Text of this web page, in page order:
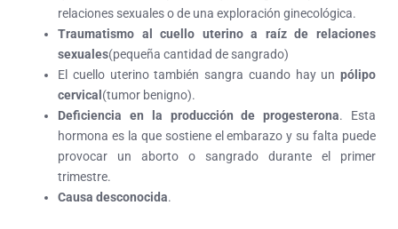
relaciones sexuales o de una exploración ginecológica.
Traumatismo al cuello uterino a raíz de relaciones
sexuales(pequeña cantidad de sangrado)
El cuello uterino también sangra cuando hay un pólipo
cervical (tumor benigno).
Deficiencia en la producción de progesterona. Esta
hormona es la que sostiene el embarazo y su falta puede
provocar un aborto o sangrado durante el primer
trimestre.
Causa desconocida.